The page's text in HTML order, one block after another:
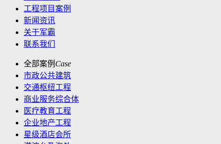
工程项目案例
新闻资讯
关于军霸
联系我们
全部案例 Case
市政公共建筑
交通枢纽工程
商业服务综合体
医疗教育工程
企业地产工程
星级酒店会所